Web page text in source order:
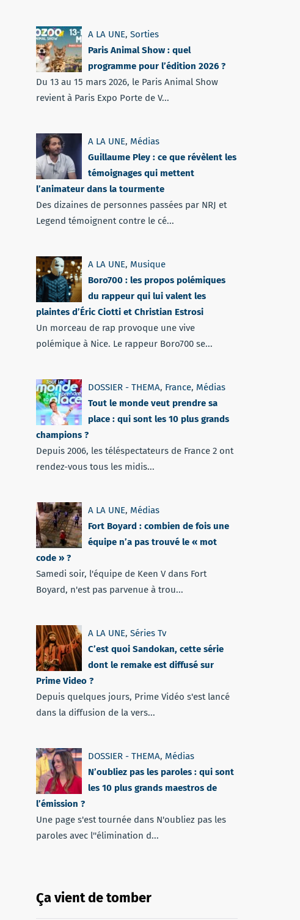
A LA UNE, Sorties
Paris Animal Show : quel
programme pour l’édition 2026 ?
Du 13 au 15 mars 2026, le Paris Animal Show
revient à Paris Expo Porte de V...
A LA UNE, Médias
Guillaume Pley : ce que révèlent les
témoignages qui mettent
l’animateur dans la tourmente
Des dizaines de personnes passées par NRJ et
Legend témoignent contre le cé...
A LA UNE, Musique
Boro700 : les propos polémiques
du rappeur qui lui valent les
plaintes d’Éric Ciotti et Christian Estrosi
Un morceau de rap provoque une vive
polémique à Nice. Le rappeur Boro700 se...
DOSSIER - THEMA, France, Médias
Tout le monde veut prendre sa
place : qui sont les 10 plus grands
champions ?
Depuis 2006, les téléspectateurs de France 2 ont
rendez-vous tous les midis...
A LA UNE, Médias
Fort Boyard : combien de fois une
équipe n’a pas trouvé le « mot
code » ?
Samedi soir, l'équipe de Keen V dans Fort
Boyard, n'est pas parvenue à trou...
A LA UNE, Séries Tv
C’est quoi Sandokan, cette série
dont le remake est diffusé sur
Prime Video ?
Depuis quelques jours, Prime Vidéo s'est lancé
dans la diffusion de la vers...
DOSSIER - THEMA, Médias
N’oubliez pas les paroles : qui sont
les 10 plus grands maestros de
l’émission ?
Une page s'est tournée dans N'oubliez pas les
paroles avec l''élimination d...
Ça vient de tomber